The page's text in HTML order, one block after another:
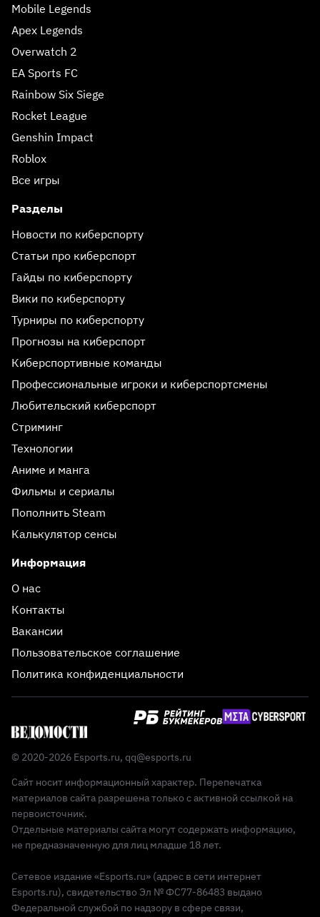
Mobile Legends
Apex Legends
Overwatch 2
EA Sports FC
Rainbow Six Siege
Rocket League
Genshin Impact
Roblox
Все игры
Разделы
Новости по киберспорту
Статьи про киберспорт
Гайды по киберспорту
Вики по киберспорту
Турниры по киберспорту
Прогнозы на киберспорт
Киберспортивные команды
Профессиональные игроки и киберспортсмены
Любительский киберспорт
Стриминг
Технологии
Аниме и манга
Фильмы и сериалы
Пополнить Steam
Калькулятор сенсы
Информация
О нас
Контакты
Вакансии
Пользовательское соглашение
Политика конфиденциальности
© 2020-2026 Esports.ru, qq@esports.ru
Сайт носит информационный характер. Перепечатка
материалов сайта разрешена только с активной ссылкой на
первоисточник.
Отдельные материалы сайта могут содержать информацию,
не предназначенную для лиц младше 18 лет.
Сетевое издание «Esports.ru» (адрес в сети интернет
Esports.ru), свидетельство Эл № ФС77-86483 выдано
Федеральной службой по надзору в сфере связи,